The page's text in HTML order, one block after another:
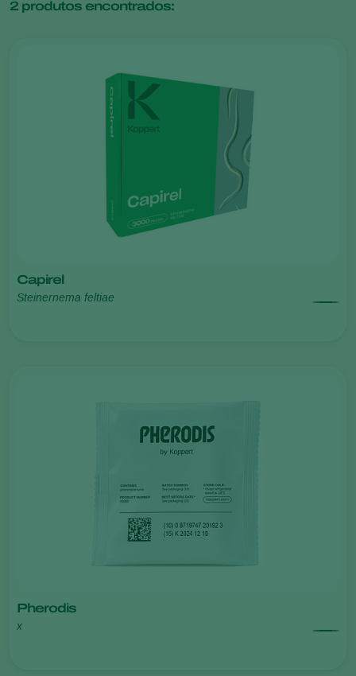
2 produtos encontrados:
Capirel
Steinernema feltiae
Pherodis
x